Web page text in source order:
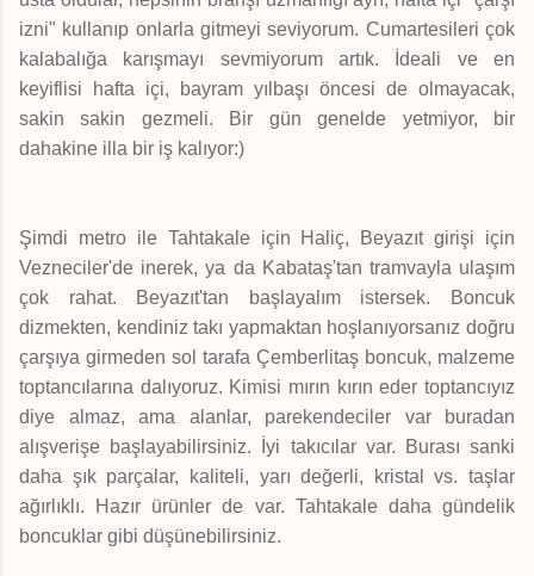
izni" kullanıp onlarla gitmeyi seviyorum. Cumartesileri çok
kalabalığa karışmayı sevmiyorum artık. İdeali ve en
keyiflisi hafta içi, bayram yılbaşı öncesi de olmayacak,
sakin sakin gezmeli. Bir gün genelde yetmiyor, bir
dahakine illa bir iş kalıyor:)
Şimdi metro ile Tahtakale için Haliç, Beyazıt girişi için
Vezneciler'de inerek, ya da Kabataş'tan tramvayla ulaşım
çok rahat. Beyazıt'tan başlayalım istersek. Boncuk
dizmekten, kendiniz takı yapmaktan hoşlanıyorsanız doğru
çarşıya girmeden sol tarafa Çemberlitaş boncuk, malzeme
toptancılarına dalıyoruz. Kimisi mırın kırın eder toptancıyız
diye almaz, ama alanlar, parekendeciler var buradan
alışverişe başlayabilirsiniz. İyi takıcılar var. Burası sanki
daha şık parçalar, kaliteli, yarı değerli, kristal vs. taşlar
ağırlıklı. Hazır ürünler de var. Tahtakale daha gündelik
boncuklar gibi düşünebilirsiniz.